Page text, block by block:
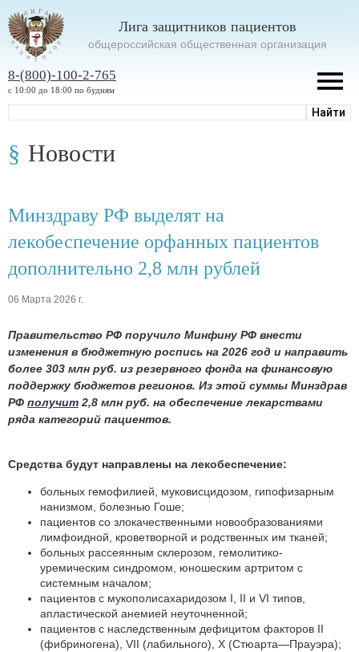
Лига защитников пациентов
oбщероссийская общественная организация
8-(800)-100-2-765
с 10:00 до 18:00 по будням
Новости
Минздраву РФ выделят на
лекобеспечение орфанных пациентов
дополнительно 2,8 млн рублей
06 Марта 2026 г.
Правительство РФ поручило Минфину РФ внести
изменения в бюджетную роспись на 2026 год и направить
более 303 млн руб. из резервного фонда на финансовую
поддержку бюджетов регионов. Из этой суммы Минздрав
РФ получит 2,8 млн руб. на обеспечение лекарствами
ряда категорий пациентов.
Средства будут направлены на лекобеспечение:
больных гемофилией, муковисцидозом, гипофизарным
нанизмом, болезнью Гоше;
пациентов со злокачественными новообразованиями
лимфоидной, кроветворной и родственных им тканей;
больных рассеянным склерозом, гемолитико-
уремическим синдромом, юношеским артритом с
системным началом;
пациентов с мукополисахаридозом I, II и VI типов,
апластической анемией неуточненной;
пациентов с наследственным дефицитом факторов II
(фибриногена), VII (лабильного), X (Стюарта—Прауэра);